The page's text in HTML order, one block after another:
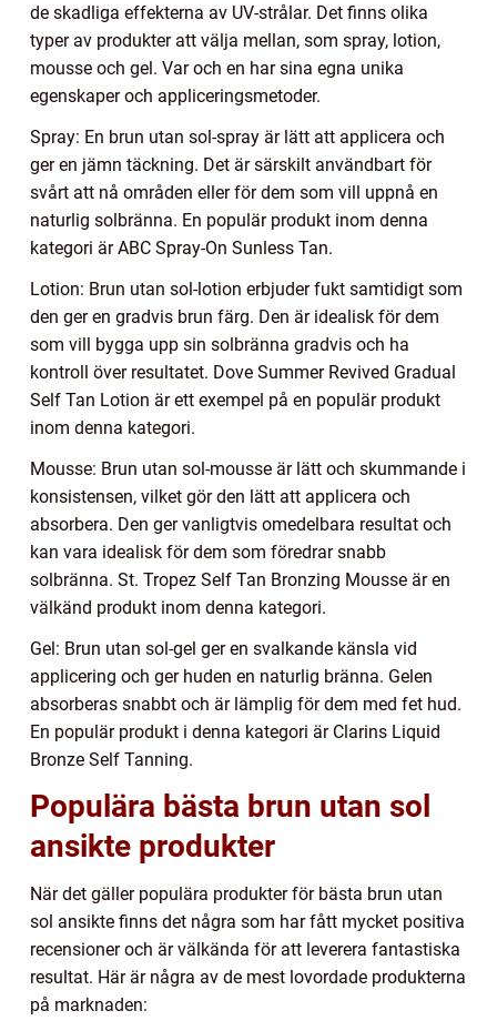
de skadliga effekterna av UV-strålar. Det finns olika
typer av produkter att välja mellan, som spray, lotion,
mousse och gel. Var och en har sina egna unika
egenskaper och appliceringsmetoder.
Spray: En brun utan sol-spray är lätt att applicera och
ger en jämn täckning. Det är särskilt användbart för
svårt att nå områden eller för dem som vill uppnå en
naturlig solbränna. En populär produkt inom denna
kategori är ABC Spray-On Sunless Tan.
Lotion: Brun utan sol-lotion erbjuder fukt samtidigt som
den ger en gradvis brun färg. Den är idealisk för dem
som vill bygga upp sin solbränna gradvis och ha
kontroll över resultatet. Dove Summer Revived Gradual
Self Tan Lotion är ett exempel på en populär produkt
inom denna kategori.
Mousse: Brun utan sol-mousse är lätt och skummande i
konsistensen, vilket gör den lätt att applicera och
absorbera. Den ger vanligtvis omedelbara resultat och
kan vara idealisk för dem som föredrar snabb
solbränna. St. Tropez Self Tan Bronzing Mousse är en
välkänd produkt inom denna kategori.
Gel: Brun utan sol-gel ger en svalkande känsla vid
applicering och ger huden en naturlig bränna. Gelen
absorberas snabbt och är lämplig för dem med fet hud.
En populär produkt i denna kategori är Clarins Liquid
Bronze Self Tanning.
Populära bästa brun utan sol
ansikte produkter
När det gäller populära produkter för bästa brun utan
sol ansikte finns det några som har fått mycket positiva
recensioner och är välkända för att leverera fantastiska
resultat. Här är några av de mest lovordade produkterna
på marknaden: